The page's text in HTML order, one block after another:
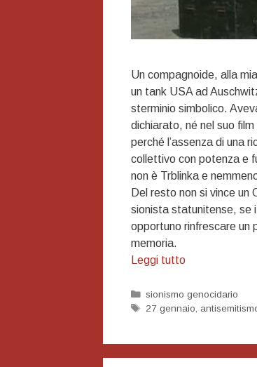
Un compagnoide, alla
un tank USA ad
sterminio simbolico.
dichiarato, né nel suo film
perché l’assenza di una
collettivo con potenza e
non è Trblinka e
Del resto non si vince
sionista statunitense, se
opportuno rinfrescare un
memoria.
Leggi tuttoil
gennaio
è
del
carramato
Categorie
sionismo genocidario
Tag
27 gennaio,